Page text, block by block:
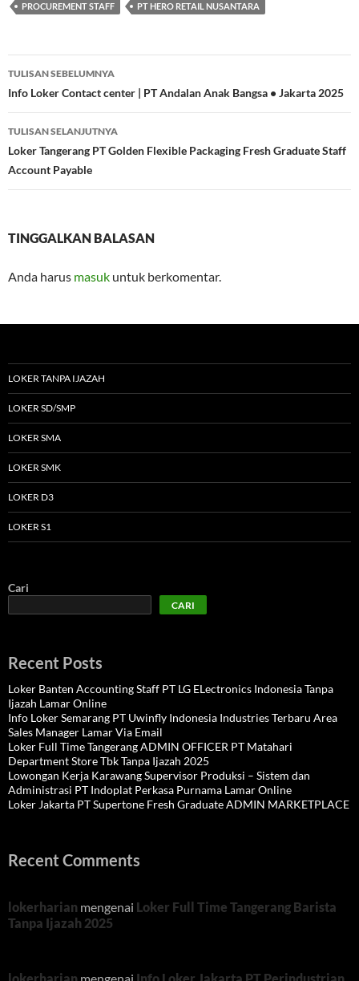
PROCUREMENT STAFF PT HERO RETAIL NUSANTARA
Navigasi
Tulisan
TULISAN SEBELUMNYA
Info Loker Contact center | PT Andalan Anak Bangsa • Jakarta 2025
TULISAN SELANJUTNYA
Loker Tangerang PT Golden Flexible Packaging Fresh Graduate Staff
Account Payable
TINGGALKAN BALASAN
Anda harus masuk untuk berkomentar.
LOKER TANPA IJAZAH
LOKER SD/SMP
LOKER SMA
LOKER SMK
LOKER D3
LOKER S1
Cari
CARI
Recent Posts
Loker Banten Accounting Staff PT LG ELectronics Indonesia Tanpa
Ijazah Lamar Online
Info Loker Semarang PT Uwinfly Indonesia Industries Terbaru Area
Sales Manager Lamar Via Email
Loker Full Time Tangerang ADMIN OFFICER PT Matahari
Department Store Tbk Tanpa Ijazah 2025
Lowongan Kerja Karawang Supervisor Produksi – Sistem dan
Administrasi PT Indoplat Perkasa Purnama Lamar Online
Loker Jakarta PT Supertone Fresh Graduate ADMIN MARKETPLACE
Recent Comments
lokerharian mengenai Loker Full Time Tangerang Barista
Tanpa Ijazah 2025